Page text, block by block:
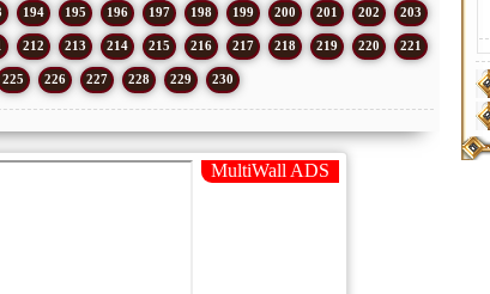
194 195 196 197 198 199 200 201 202 203
212 213 214 215 216 217 218 219 220 221
225 226 227 228 229 230